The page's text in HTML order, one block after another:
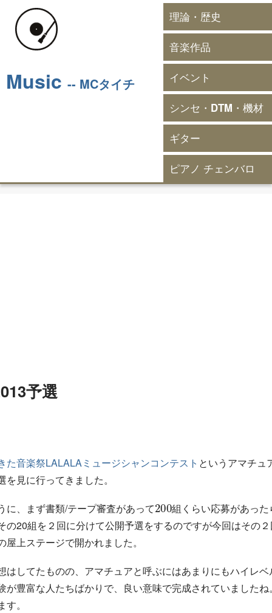
Music -- MCタイチ
理論・歴史
音楽作品
イベント
シンセ・DTM・機材
ギター
ピアノ チェンバロ
予選
た音楽祭LALALAミュージシャンコンテスト というアマチュ
見に行ってきました。
に、まず書類/テープ審査があって 組く ら い 応 募 が あ っ た
の20組を２回に分けて公開予選をするのですが今回はその
上ステージで開かれました。
はしてたものの、アマチュアと呼ぶにはあまりにもハイレ
が豊富な人たちばかりで、良い意味で完成されていました
。